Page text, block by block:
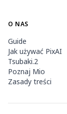
O NAS
Guide
Jak używać PixAI
Tsubaki.2
Poznaj Mio
Zasady treści